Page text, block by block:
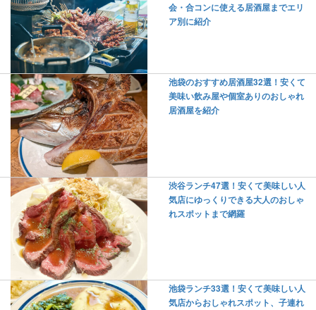
会・合コンに使える居酒屋までエリ
ア別に紹介
池袋のおすすめ居酒屋32選！安くて
美味い飲み屋や個室ありのおしゃれ
居酒屋を紹介
渋谷ランチ47選！安くて美味しい人
気店にゆっくりできる大人のおしゃ
れスポットまで網羅
池袋ランチ33選！安くて美味しい人
気店からおしゃれスポット、子連れ